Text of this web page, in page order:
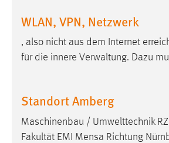
WLAN, VPN, Netzwerk
, also nicht aus dem Internet
für die innere Verwaltung. Dazu
Standort Amberg
Maschinenbau / Umwelttechnik
Fakultät EMI Mensa Richtung
Chat
Name:
MibewSessionID,
mibew_locale,
nutzen zu können.
Cookie Laufzeit: MibewSessionID,
style-